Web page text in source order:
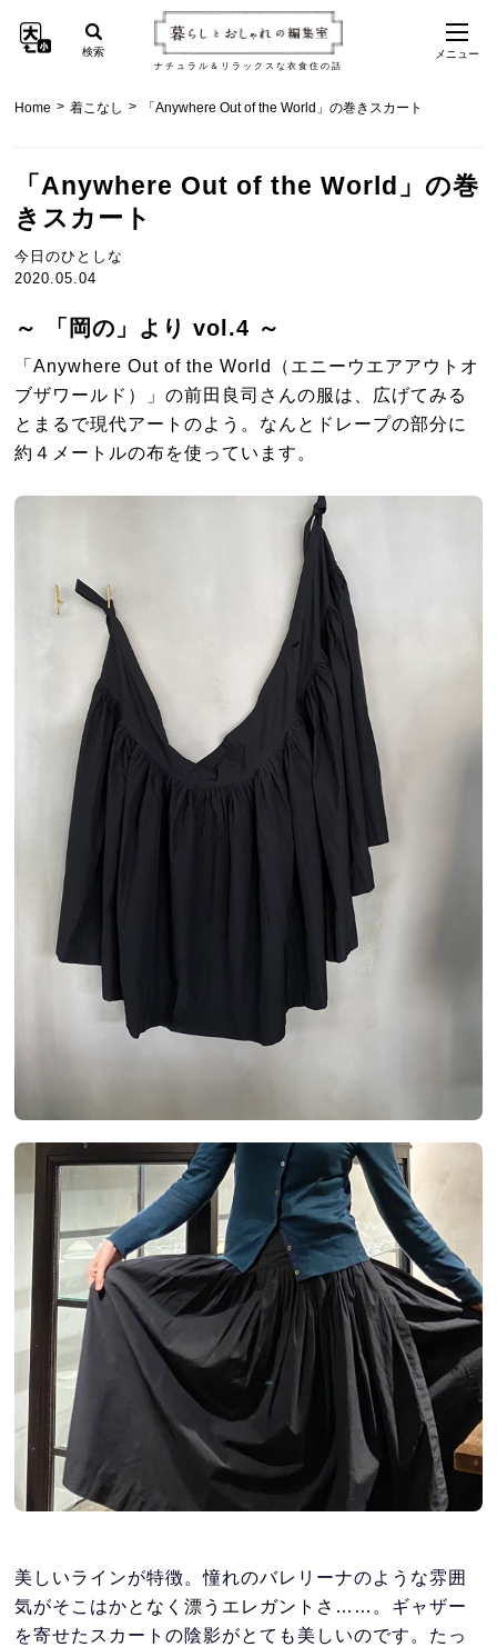
ナチュラル＆リラックスな衣食住の話
検索 メニュー
Home > 着こなし > 「Anywhere Out of the World」の巻きスカート
「Anywhere Out of the World」の巻
きスカート
今日のひとしな
2020.05.04
～ 「岡の」より vol.4 ～
「Anywhere Out of the World（エニーウエアアウトオ
ブザワールド）」の前田良司さんの服は、広げてみる
とまるで現代アートのよう。なんとドレープの部分に
約４メートルの布を使っています。
美しいラインが特徴。憧れのバレリーナのような雰囲
気がそこはかと なく漂うエレガントさ……。 ギャザー
を寄せたスカートの陰影がとても美しいのです。たっ